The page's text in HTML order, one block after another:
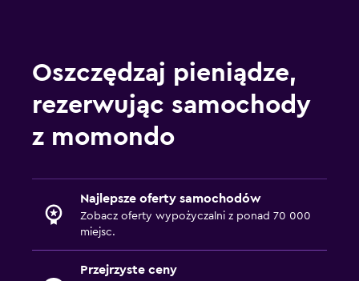
Oszczędzaj pieniądze,
rezerwując samochody
z momondo
Najlepsze oferty samochodów
Zobacz oferty wypożyczalni z ponad 70 000
miejsc.
Przejrzyste ceny